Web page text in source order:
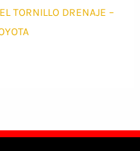
TORNILLO DRENAJE –